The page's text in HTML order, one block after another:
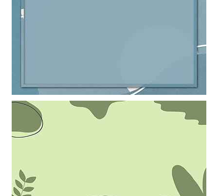
Khung ảnh nền powerpoint xanh xám kết hợp đường viền tinh tế